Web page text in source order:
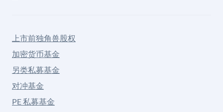
上市前独角兽股权
加密货币基金
另类私募基金
对冲基金
PE 私募基金